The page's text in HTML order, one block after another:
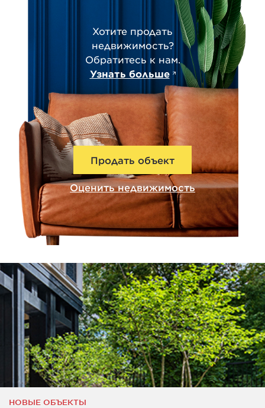
Хотите продать
недвижимость?
Обратитесь к нам.
Узнать больше
Продать объект
Оценить недвижимость
НОВЫЕ ОБЪЕКТЫ